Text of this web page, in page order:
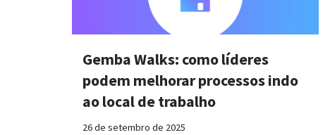
Gemba Walks: como líderes
podem melhorar processos indo
ao local de trabalho
26 de setembro de 2025